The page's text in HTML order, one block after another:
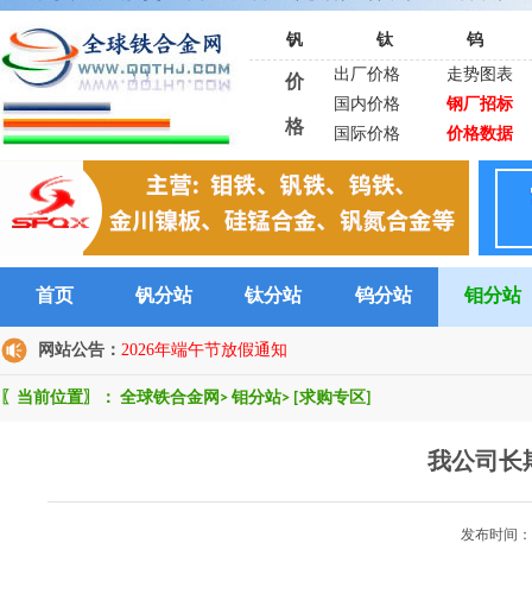
钒 钛 钨
价
格
出厂价格
走势图表
国内价格
钢厂招标
国际价格
价格数据
首页 钒分站 钛分站 钨分站 钼分站
网站公告： 2026年端午节放假通知
〖当前位置〗： 全球铁合金网 > 钼分站> [求购专区]
我公司长
发布时间